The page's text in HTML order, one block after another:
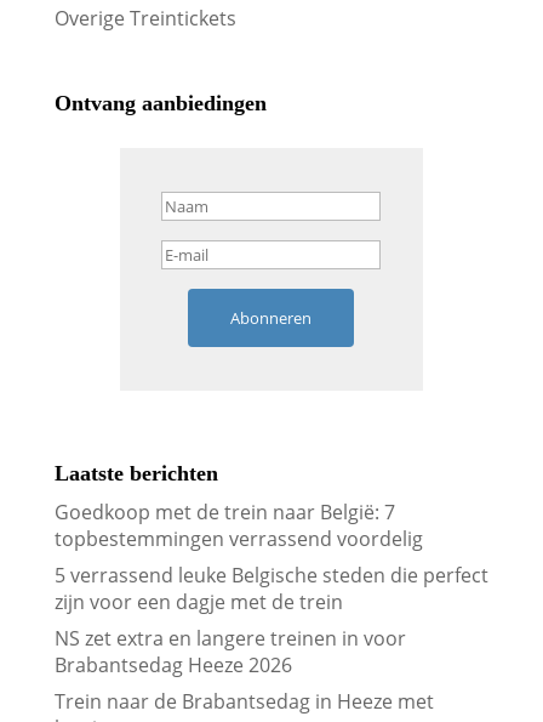
Overige Treintickets
Ontvang aanbiedingen
Abonneren
Laatste berichten
Goedkoop met de trein naar België: 7
topbestemmingen verrassend voordelig
5 verrassend leuke Belgische steden die perfect
zijn voor een dagje met de trein
NS zet extra en langere treinen in voor
Brabantsedag Heeze 2026
Trein naar de Brabantsedag in Heeze met